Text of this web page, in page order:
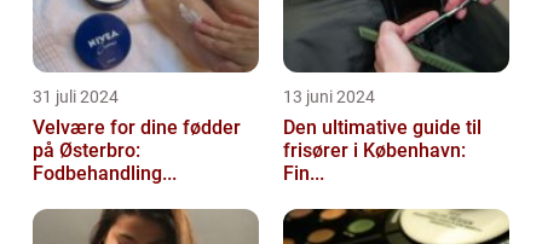
31 juli 2024
Velvære for dine fødder
på Østerbro:
Fodbehandling...
13 juni 2024
Den ultimative guide til
frisører i København:
Fin...